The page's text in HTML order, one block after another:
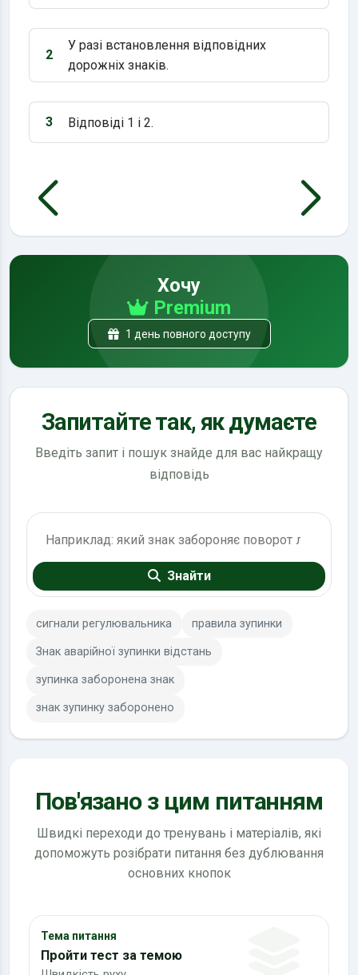
Варіант 2:
2
У разі встановлення відповідних
дорожніх знаків.
Варіант 3:
3 Відповіді 1 і 2.
Хочу
Premium
1 день повного доступу
Запитайте так, як думаєте
Введіть запит і пошук знайде для вас найкращу
відповідь
Знайти
сигнали регулювальника правила зупинки
Знак аварійної зупинки відстань
зупинка заборонена знак
знак зупинку заборонено
Пов'язано з цим питанням
Швидкі переходи до тренувань і матеріалів, які
допоможуть розібрати питання без дублювання
основних кнопок
Тема питання
Пройти тест за темою